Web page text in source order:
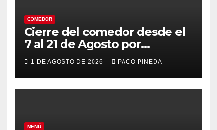
COMEDOR
Cierre del comedor desde el
7 al 21 de Agosto por
vacaciones
1 DE AGOSTO DE 2026 PACO PINEDA
MENÚ